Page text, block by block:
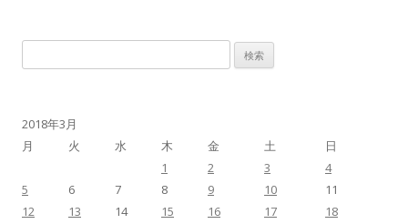
索
2018年3月
月
火 水 木 金 土 日
1 2 3
4
5
6 7 8 9 10
11
12
13 14 15 16 17
18